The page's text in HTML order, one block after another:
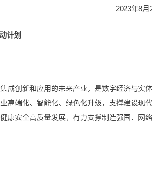
2023年8月
计划
成创新和应用的未来产业，是数字经济与实
高端化、智能化、绿色化升级，支撑建设现
康安全高质量发展，有力支撑制造强国、网